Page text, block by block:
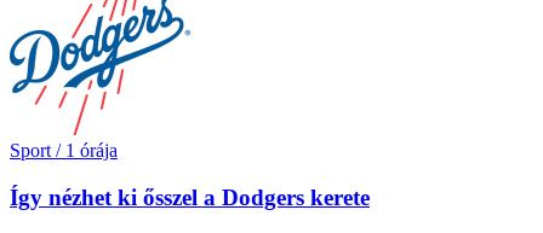
Sport / 1 órája
Így nézhet ki ősszel a Dodgers kerete